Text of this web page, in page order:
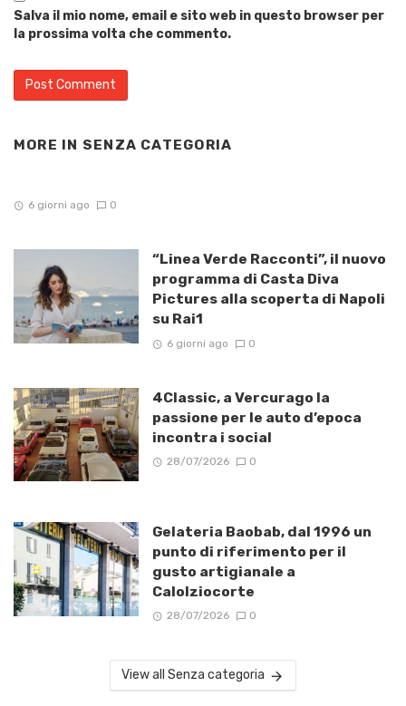
Salva il mio nome, email e sito web in questo browser per
la prossima volta che commento.
MORE IN SENZA CATEGORIA
6 giorni ago 0
“Linea Verde Racconti”, il nuovo
programma di Casta Diva
Pictures alla scoperta di Napoli
su Rai1
6 giorni ago 0
4Classic, a Vercurago la
passione per le auto d’epoca
incontra i social
28/07/2026 0
Gelateria Baobab, dal 1996 un
punto di riferimento per il
gusto artigianale a
Calolziocorte
28/07/2026 0
View all Senza categoria